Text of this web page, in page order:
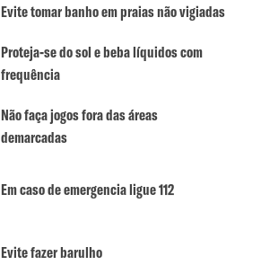
Evite tomar banho em praias não vigiadas
Proteja-se do sol e beba líquidos com
frequência
Não faça jogos fora das áreas
demarcadas
Em caso de emergencia ligue 112
Evite fazer barulho